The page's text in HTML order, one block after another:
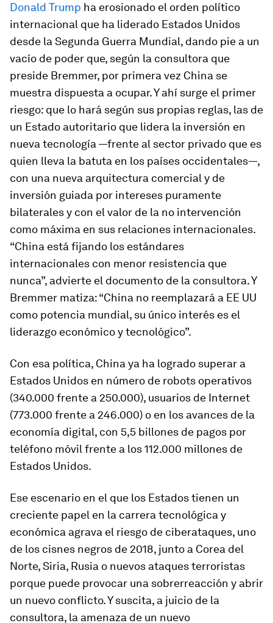
Donald Trump ha erosionado el orden político
internacional que ha liderado Estados Unidos
desde la Segunda Guerra Mundial, dando pie a un
vacío de poder que, según la consultora que
preside Bremmer, por primera vez China se
muestra dispuesta a ocupar. Y ahí surge el primer
riesgo: que lo hará según sus propias reglas, las de
un Estado autoritario que lidera la inversión en
nueva tecnología —frente al sector privado que es
quien lleva la batuta en los países occidentales—,
con una nueva arquitectura comercial y de
inversión guiada por intereses puramente
bilaterales y con el valor de la no intervención
como máxima en sus relaciones internacionales.
“China está fijando los estándares
internacionales con menor resistencia que
nunca”, advierte el documento de la consultora. Y
Bremmer matiza: “China no reemplazará a EE UU
como potencia mundial, su único interés es el
liderazgo económico y tecnológico”.
Con esa política, China ya ha logrado superar a
Estados Unidos en número de robots operativos
(340.000 frente a 250.000), usuarios de Internet
(773.000 frente a 246.000) o en los avances de la
economía digital, con 5,5 billones de pagos por
teléfono móvil frente a los 112.000 millones de
Estados Unidos.
Ese escenario en el que los Estados tienen un
creciente papel en la carrera tecnológica y
económica agrava el riesgo de ciberataques, uno
de los cisnes negros de 2018, junto a Corea del
Norte, Siria, Rusia o nuevos ataques terroristas
porque puede provocar una sobrerreacción y abrir
un nuevo conflicto. Y suscita, a juicio de la
consultora, la amenaza de un nuevo